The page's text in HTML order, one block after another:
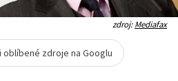
zdroj:Mediafax
oblíbené zdroje na Googlu